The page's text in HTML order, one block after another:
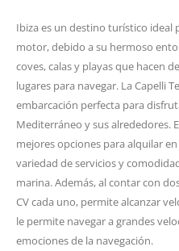
Ibiza es un destino turístico ideal
motor, debido a su hermoso
coves, calas y playas que hacen
lugares para navegar. La Capelli
embarcación perfecta para
Mediterráneo y sus alrededores.
mejores opciones para alquilar
variedad de servicios y
marina. Además, al contar con
CV cada uno, permite alcanzar
le permite navegar a grandes
emociones de la navegación.